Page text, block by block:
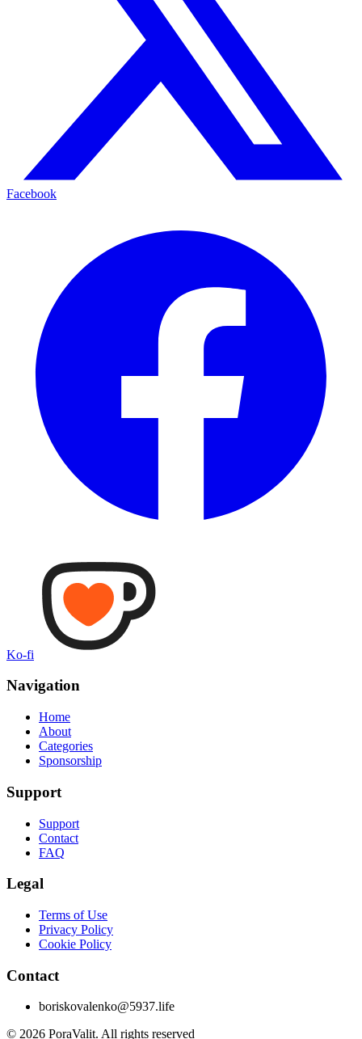
Facebook
Ko-fi
Navigation
Home
About
Categories
Sponsorship
Support
Support
Contact
FAQ
Legal
Terms of Use
Privacy Policy
Cookie Policy
Contact
boriskovalenko@5937.life
© 2026 PoraValit. All rights reserved